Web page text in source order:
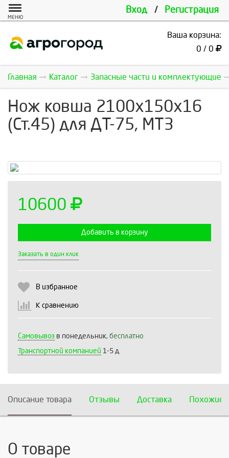
Вход / Регистрация
МЕНЮ
Ваша корзина:
0 / 0
Главная Каталог Запасные части и комплектующие
Нож ковша 2100х150х16
(Ст.45) для ДТ-75, МТЗ
10600
Добавить в корзину
Заказать в один клик
В избранное
К сравнению
Самовывоз в понедельник, бесплатно
Транспортной компанией 1-5 д
Описание товара Отзывы Доставка Похожие
О товаре